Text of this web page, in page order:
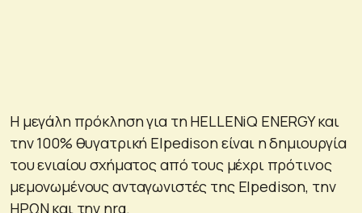
Η μεγάλη πρόκληση για τη HELLENiQ ENERGY και
την 100% θυγατρική Elpedison είναι η δημιουργία
του ενιαίου σχήματος από τους μέχρι πρότινος
μεμονωμένους ανταγωνιστές της Elpedison, την
ΗΡΩΝ και την nrg.